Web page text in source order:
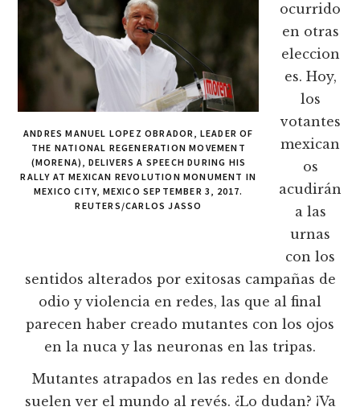
ANDRES MANUEL LOPEZ OBRADOR, LEADER OF
THE NATIONAL REGENERATION MOVEMENT
(MORENA), DELIVERS A SPEECH DURING HIS
RALLY AT MEXICAN REVOLUTION MONUMENT IN
MEXICO CITY, MEXICO SEPTEMBER 3, 2017.
REUTERS/CARLOS JASSO
ocurrido
en otras
eleccion
es. Hoy,
los
votantes
mexican
os
acudirán
a las
urnas
con los
sentidos alterados por exitosas campañas de
odio y violencia en redes, las que al final
parecen haber creado mutantes con los ojos
en la nuca y las neuronas en las tripas.
Mutantes atrapados en las redes en donde
suelen ver el mundo al revés. ¿Lo dudan? ¡Va